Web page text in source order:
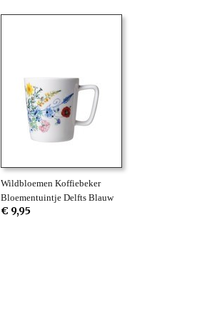
Wildbloemen Koffiebeker
Bloementuintje Delfts Blauw
€ 9,95